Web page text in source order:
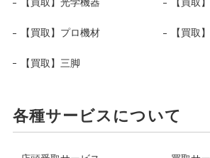
【買取】プロ機材 【買取
【買取】三脚
各種サービスについて